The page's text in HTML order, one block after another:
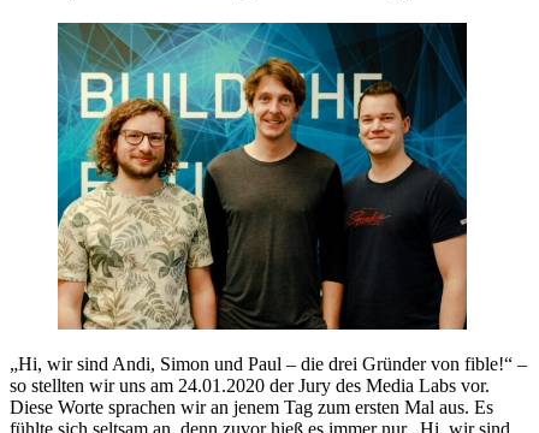
„Hi, wir sind Andi, Simon und Paul – die drei Gründer von fible!“ –
so stellten wir uns am 24.01.2020 der Jury des Media Labs vor.
Diese Worte sprachen wir an jenem Tag zum ersten Mal aus. Es
fühlte sich seltsam an, denn zuvor hieß es immer nur „Hi, wir sind